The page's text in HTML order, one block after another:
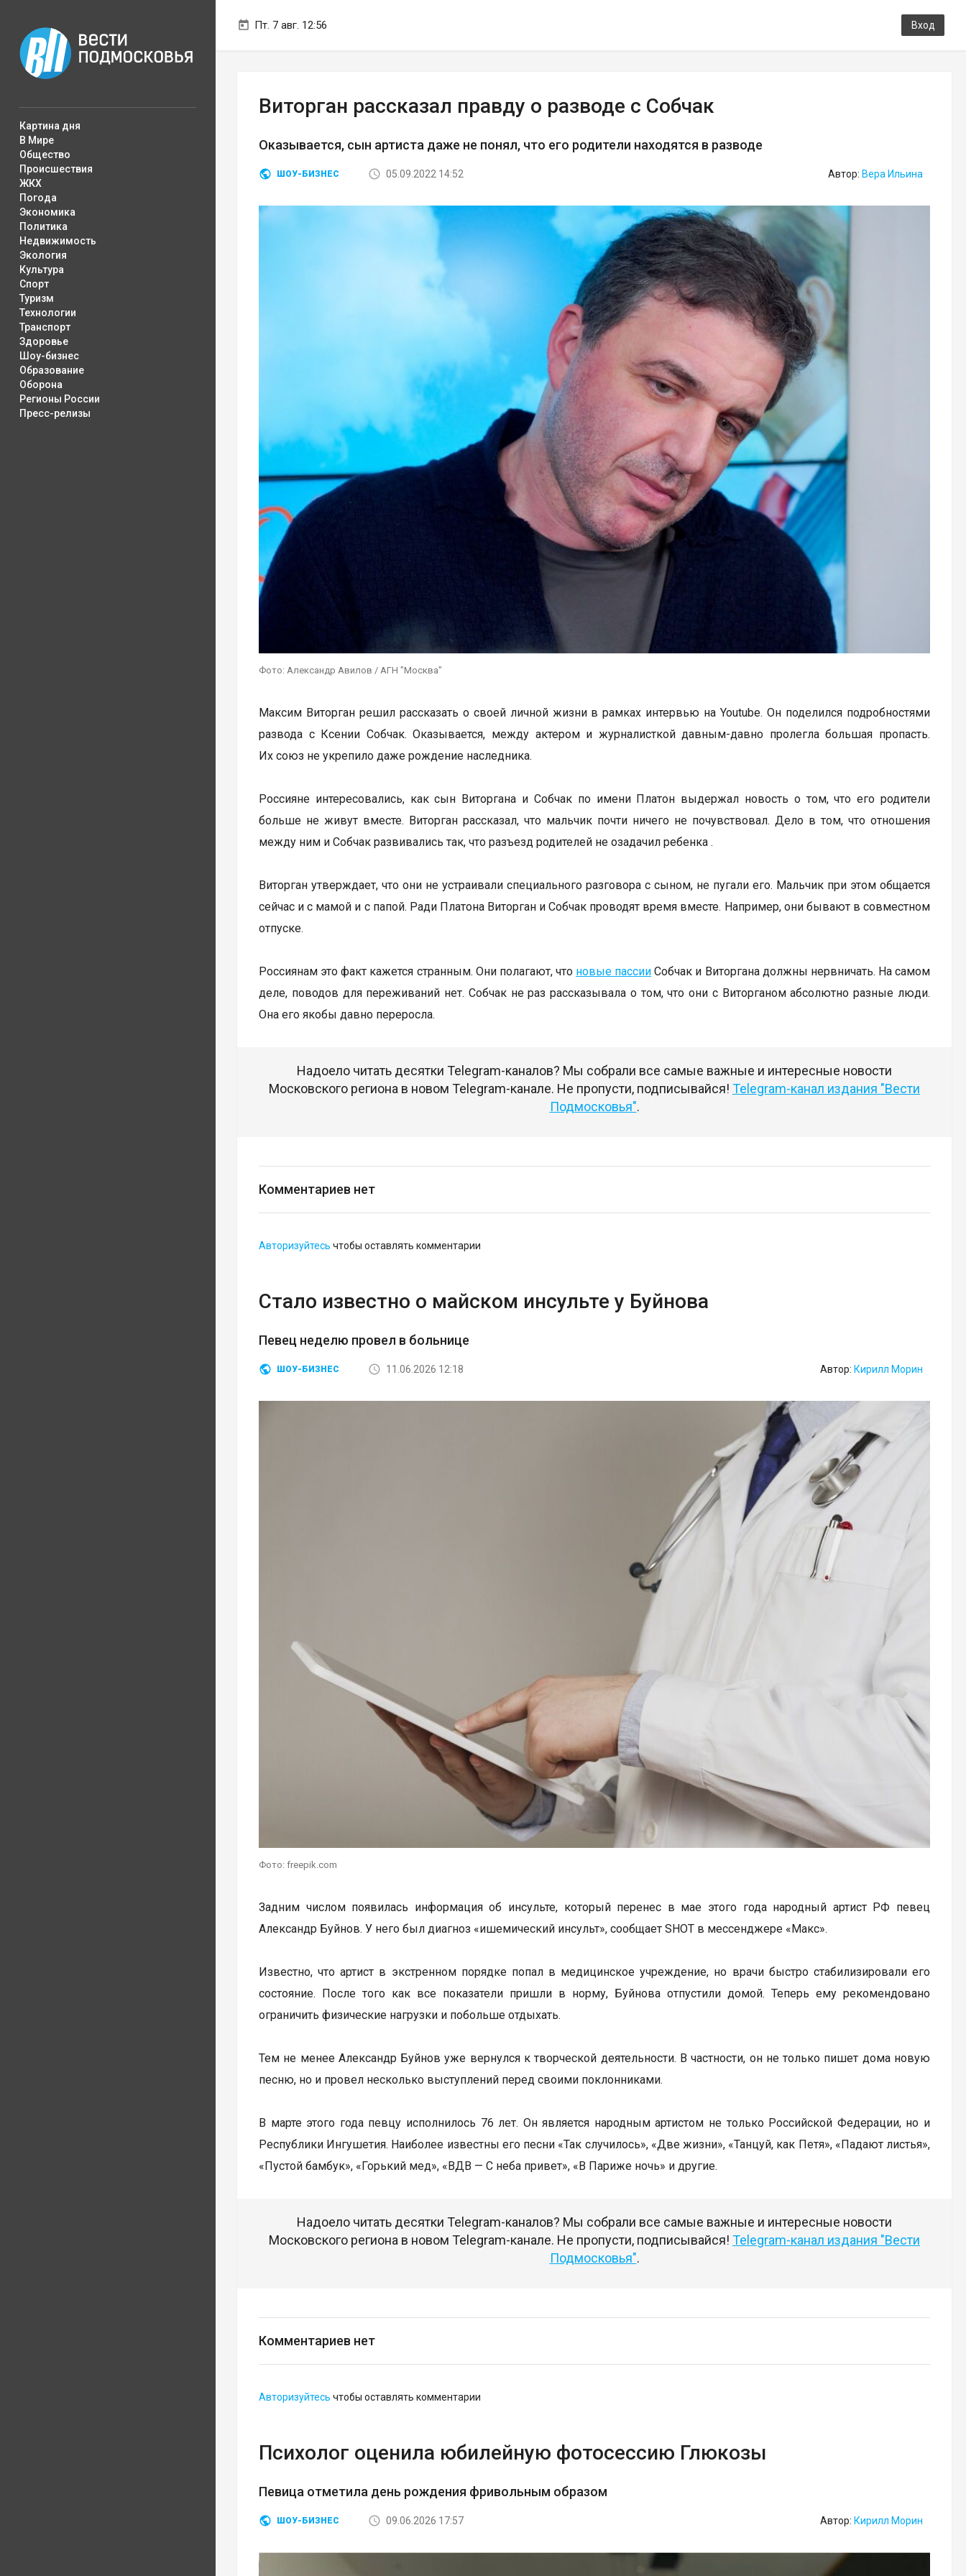
Пт. 7 авг. 12:56 Вход
Картина дня
В Мире
Общество
Происшествия
ЖКХ
Погода
Экономика
Политика
Недвижимость
Экология
Культура
Спорт
Туризм
Технологии
Транспорт
Здоровье
Шоу-бизнес
Образование
Оборона
Регионы России
Пресс-релизы
Виторган рассказал правду о разводе с Собчак
Оказывается, сын артиста даже не понял, что его родители находятся в разводе
ШОУ-БИЗНЕС 05.09.2022 14:52 Автор: Вера Ильина
Фото: Александр Авилов / АГН "Москва"
Максим Виторган решил рассказать о своей личной жизни в рамках интервью на Youtube. Он поделился подробностями
развода с Ксении Собчак. Оказывается, между актером и журналисткой давным-давно пролегла большая пропасть.
Их союз не укрепило даже рождение наследника.
Россияне интересовались, как сын Виторгана и Собчак по имени Платон выдержал новость о том, что его родители
больше не живут вместе. Виторган рассказал, что мальчик почти ничего не почувствовал. Дело в том, что отношения
между ним и Собчак развивались так, что разъезд родителей не озадачил ребенка .
Виторган утверждает, что они не устраивали специального разговора с сыном, не пугали его. Мальчик при этом общается
сейчас и с мамой и с папой. Ради Платона Виторган и Собчак проводят время вместе. Например, они бывают в совместном
отпуске.
Россиянам это факт кажется странным. Они полагают, что новые пассии Собчак и Виторгана должны нервничать. На самом
деле, поводов для переживаний нет. Собчак не раз рассказывала о том, что они с Виторганом абсолютно разные люди.
Она его якобы давно переросла.
Надоело читать десятки Telegram-каналов? Мы собрали все самые важные и интересные новости
Московского региона в новом Telegram-канале. Не пропусти, подписывайся! Telegram-канал издания "Вести
Подмосковья".
Комментариев нет
Авторизуйтесь чтобы оставлять комментарии
Стало известно о майском инсульте у Буйнова
Певец неделю провел в больнице
ШОУ-БИЗНЕС 11.06.2026 12:18 Автор: Кирилл Морин
Фото: freepik.com
Задним числом появилась информация об инсульте, который перенес в мае этого года народный артист РФ певец
Александр Буйнов. У него был диагноз «ишемический инсульт», сообщает SHOT в мессенджере «Макс».
Известно, что артист в экстренном порядке попал в медицинское учреждение, но врачи быстро стабилизировали его
состояние. После того как все показатели пришли в норму, Буйнова отпустили домой. Теперь ему рекомендовано
ограничить физические нагрузки и побольше отдыхать.
Тем не менее Александр Буйнов уже вернулся к творческой деятельности. В частности, он не только пишет дома новую
песню, но и провел несколько выступлений перед своими поклонниками.
В марте этого года певцу исполнилось 76 лет. Он является народным артистом не только Российской Федерации, но и
Республики Ингушетия. Наиболее известны его песни «Так случилось», «Две жизни», «Танцуй, как Петя», «Падают листья»,
«Пустой бамбук», «Горький мед», «ВДВ — С неба привет», «В Париже ночь» и другие.
Надоело читать десятки Telegram-каналов? Мы собрали все самые важные и интересные новости
Московского региона в новом Telegram-канале. Не пропусти, подписывайся! Telegram-канал издания "Вести
Подмосковья".
Комментариев нет
Авторизуйтесь чтобы оставлять комментарии
Психолог оценила юбилейную фотосессию Глюкозы
Певица отметила день рождения фривольным образом
ШОУ-БИЗНЕС 09.06.2026 17:57 Автор: Кирилл Морин